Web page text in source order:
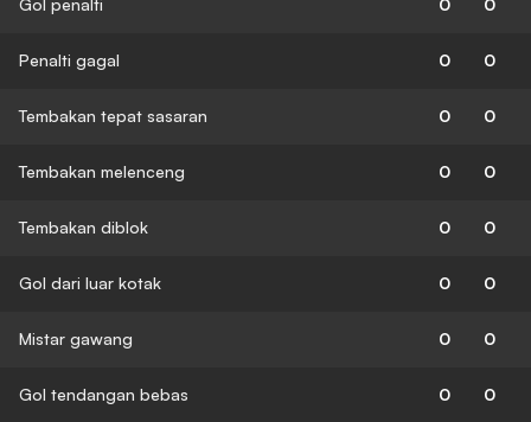
Gol penalti 0 0
Penalti gagal 0 0
Tembakan tepat sasaran 0 0
Tembakan melenceng 0 0
Tembakan diblok 0 0
Gol dari luar kotak 0 0
Mistar gawang 0 0
Gol tendangan bebas 0 0